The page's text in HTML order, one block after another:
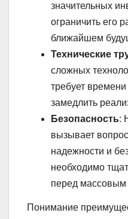
значительных
ограничить его
ближайшем
Технические
сложных
требует
замедлить
Безопасность:
вызывает
надежности и
необходимо
перед
Понимание